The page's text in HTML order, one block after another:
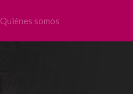
Quiénes somos